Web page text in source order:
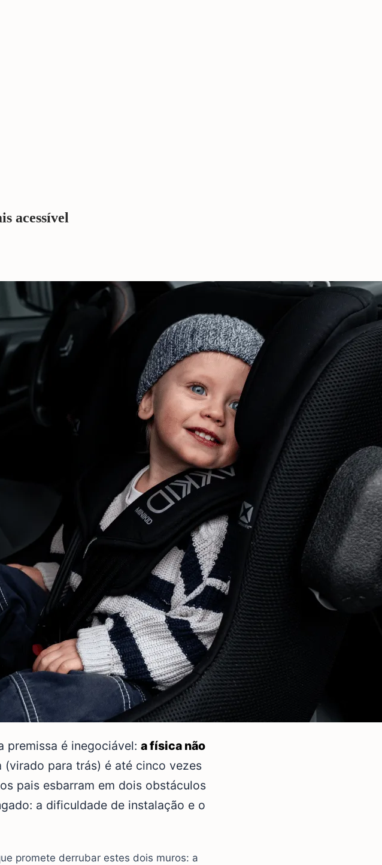
acessível
premissa é inegociável: a física não
para trás) é até cinco vezes
pais esbarram em dois obstáculos
a dificuldade de instalação e o
promete derrubar estes dois muros: a